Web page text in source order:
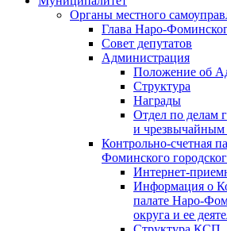
Органы местного
Глава Наро-
Совет депутатов
Администрация
Положение об
Структура
Награды
Отдел по делам
и чрезвычайным
Контрольно-счетная
Фоминского
Интернет-
Информация о
палате Наро-
округа и ее